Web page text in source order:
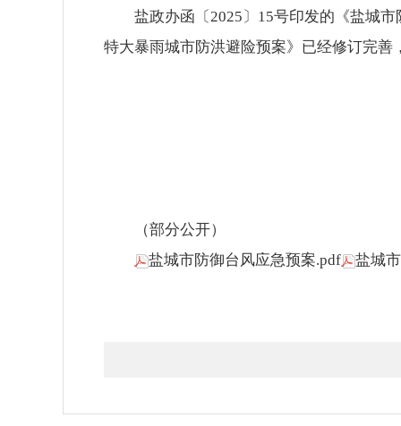
盐政办函〔2025〕15号印发的《盐城
特大暴雨城市防洪避险预案》已经修订完
（部分公开）
盐城市防御台风应急预案.pdf
盐城